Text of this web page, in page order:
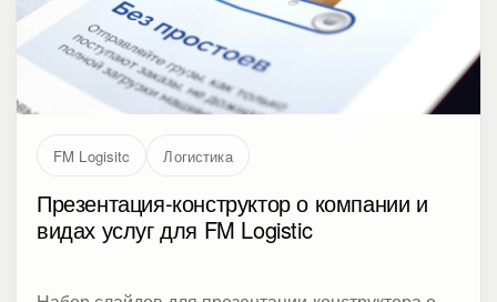
FM Logisitc Логистика
Презентация-конструктор о компании и
видах услуг для FM Logistic